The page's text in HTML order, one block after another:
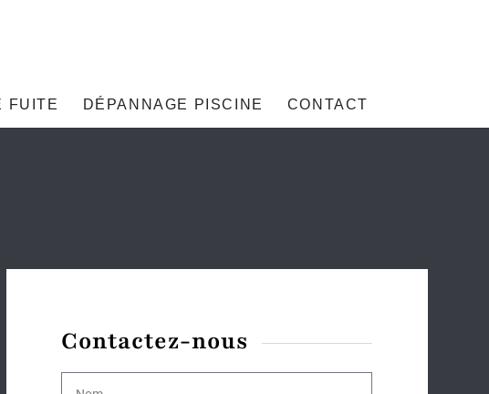
FUITE DÉPANNAGE PISCINE CONTACT
Contactez-nous